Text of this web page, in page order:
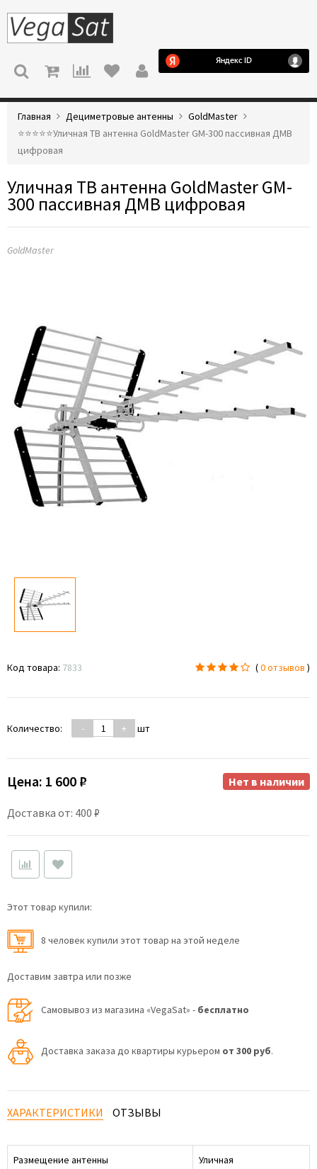
МЕНЮ
Главная Дециметровые антенны
GoldMaster
⭐️⭐️⭐️⭐️⭐️Уличная ТВ антенна GoldMaster GM-300 пассивная ДМВ
цифровая
Уличная ТВ антенна GoldMaster GM-
300 пассивная ДМВ цифровая
GoldMaster
Код товара: 7833 (0 отзывов )
Количество: - + шт
Цена: 1 600 ₽
Доставка от: 400 ₽
Нет в наличии
Этот товар купили:
8 человек купили этот товар на этой неделе
Доставим завтра или позже
Самовывоз из магазина «VegaSat» - бесплатно
Доставка заказа до квартиры курьером от 300 руб.
ХАРАКТЕРИСТИКИ ОТЗЫВЫ
Размещение антенны Уличная